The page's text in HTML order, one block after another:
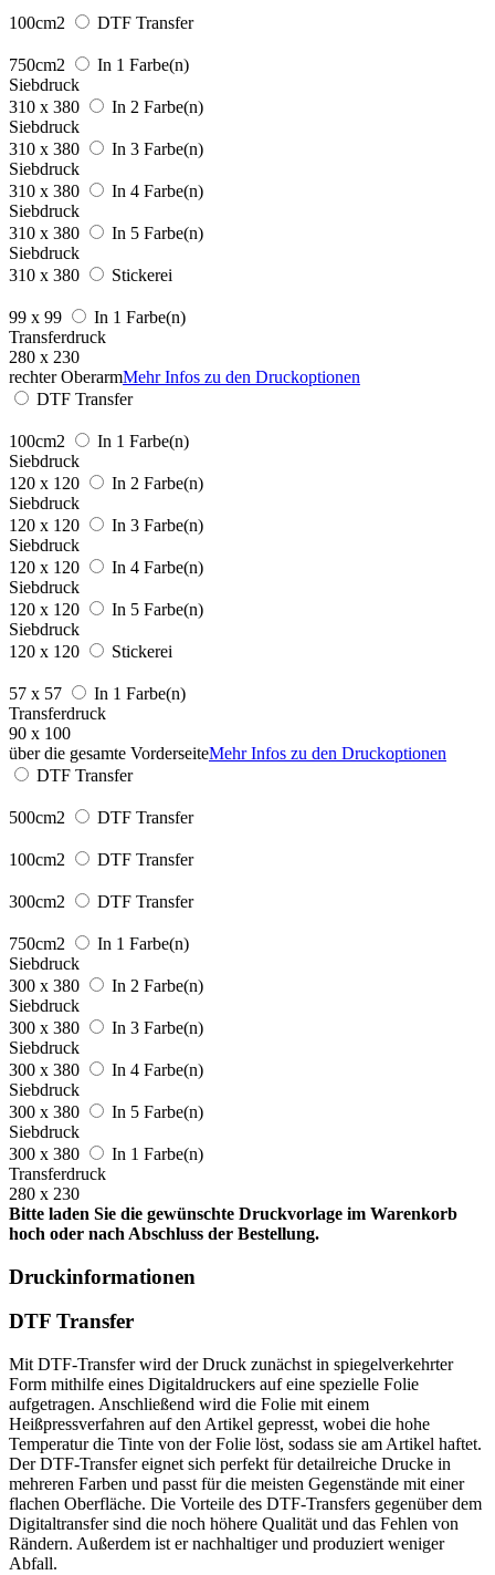
100cm2 DTF Transfer
750cm2
In 1 Farbe(n)
Siebdruck
310 x 380
In 2 Farbe(n)
Siebdruck
310 x 380
In 3 Farbe(n)
Siebdruck
310 x 380
In 4 Farbe(n)
Siebdruck
310 x 380
In 5 Farbe(n)
Siebdruck
310 x 380
Stickerei
99 x 99
In 1 Farbe(n)
Transferdruck
280 x 230
rechter OberarmMehr Infos zu den Druckoptionen
DTF Transfer
100cm2
In 1 Farbe(n)
Siebdruck
120 x 120
In 2 Farbe(n)
Siebdruck
120 x 120
In 3 Farbe(n)
Siebdruck
120 x 120
In 4 Farbe(n)
Siebdruck
120 x 120
In 5 Farbe(n)
Siebdruck
120 x 120
Stickerei
57 x 57
In 1 Farbe(n)
Transferdruck
90 x 100
über die gesamte VorderseiteMehr Infos zu den Druckoptionen
DTF Transfer
500cm2 DTF Transfer
100cm2 DTF Transfer
300cm2 DTF Transfer
750cm2
In 1 Farbe(n)
Siebdruck
300 x 380
In 2 Farbe(n)
Siebdruck
300 x 380
In 3 Farbe(n)
Siebdruck
300 x 380
In 4 Farbe(n)
Siebdruck
300 x 380
In 5 Farbe(n)
Siebdruck
300 x 380
In 1 Farbe(n)
Transferdruck
280 x 230
Bitte laden Sie die gewünschte Druckvorlage im Warenkorb
hoch oder nach Abschluss der Bestellung.
Druckinformationen
DTF Transfer
Mit DTF-Transfer wird der Druck zunächst in spiegelverkehrter
Form mithilfe eines Digitaldruckers auf eine spezielle Folie
aufgetragen. Anschließend wird die Folie mit einem
Heißpressverfahren auf den Artikel gepresst, wobei die hohe
Temperatur die Tinte von der Folie löst, sodass sie am Artikel haftet.
Der DTF-Transfer eignet sich perfekt für detailreiche Drucke in
mehreren Farben und passt für die meisten Gegenstände mit einer
flachen Oberfläche. Die Vorteile des DTF-Transfers gegenüber dem
Digitaltransfer sind die noch höhere Qualität und das Fehlen von
Rändern. Außerdem ist er nachhaltiger und produziert weniger
Abfall.